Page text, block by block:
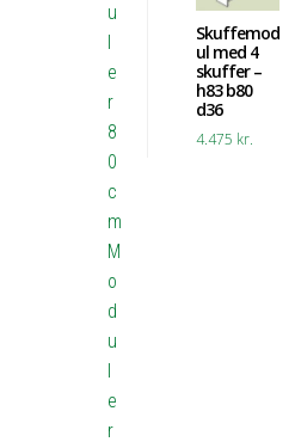
Skuffemod
ul med 4
skuffer –
h83 b80
d36
4.475 kr.
u
e
r
8
0
c
m
M
o
d
u
e
r